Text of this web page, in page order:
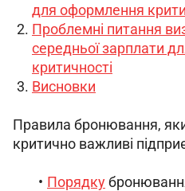
для оформлення
Проблемні питання
середньої зарплати
критичності
Висновки
Правила бронювання,
критично важливі
Порядку